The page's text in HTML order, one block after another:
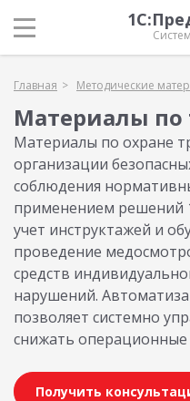
Главная Методические
Материалы по
Материалы по охране
организации
соблюдения
применением решений
учет инструктажей и
проведение
средств
нарушений.
позволяет системно
снижать операционные
Получить